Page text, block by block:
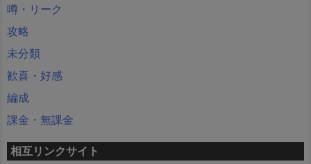
噂・リーク
攻略
未分類
歓喜・好感
編成
課金・無課金
相互リンクサイト